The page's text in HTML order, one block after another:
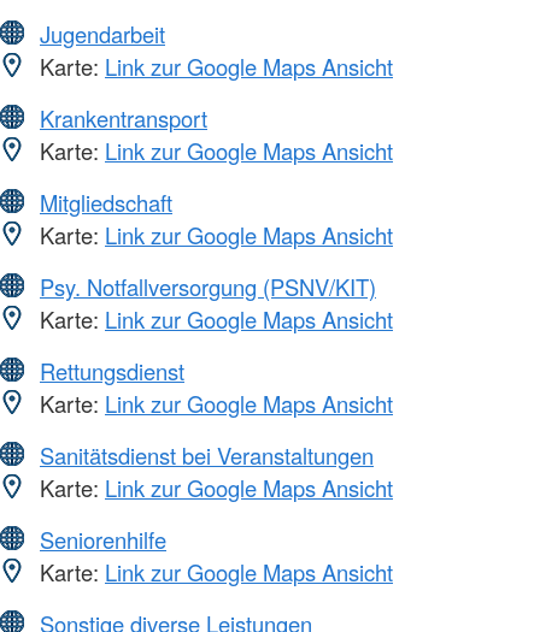
Jugendarbeit
Karte: Link zur Google Maps Ansicht
Krankentransport
Karte: Link zur Google Maps Ansicht
Mitgliedschaft
Karte: Link zur Google Maps Ansicht
Psy. Notfallversorgung (PSNV/KIT)
Karte: Link zur Google Maps Ansicht
Rettungsdienst
Karte: Link zur Google Maps Ansicht
Sanitätsdienst bei Veranstaltungen
Karte: Link zur Google Maps Ansicht
Seniorenhilfe
Karte: Link zur Google Maps Ansicht
Sonstige diverse Leistungen